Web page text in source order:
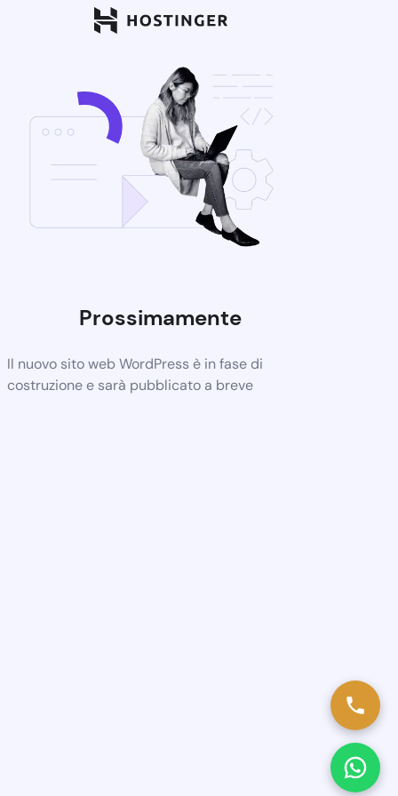
Prossimamente
Il nuovo sito web WordPress è in fase di
costruzione e sarà pubblicato a breve